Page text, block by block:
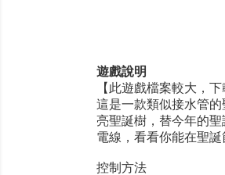
遊戲說明
【此遊戲檔案較大，
這是一款類似接水管
亮聖誕樹，替今年的
電線，看看你能在聖
控制方法